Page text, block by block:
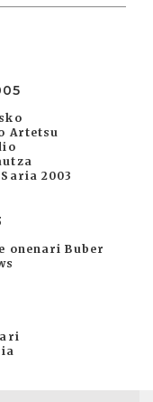
Artetsu
2003
onenari Buber